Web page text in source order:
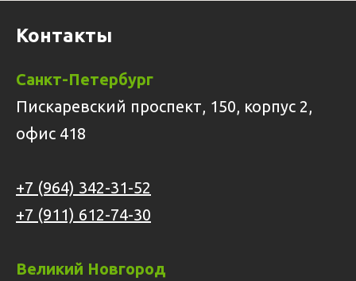
Контакты
Санкт-Петербург
Пискаревский проспект, 150, корпус 2,
офис 418
+7 (964) 342-31-52
+7 (911) 612-74-30
Великий Новгород